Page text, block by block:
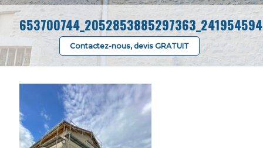
Contactez-nous, devis GRATUIT